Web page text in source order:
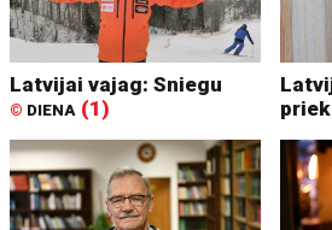
Latvijai vajag: Sniegu
© DIENA (1)